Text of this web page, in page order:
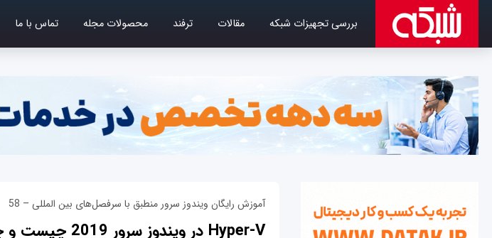
بررسی تجهیزات شبکه مقالات ترفند محصولات مجله تماس با ما
آموزش رایگان ویندوز سرور منطبق با سرفصل‌های بین المللی – 58
Hyper-V در ویندوز سرور 2019 چیست و چرا مهم است؟